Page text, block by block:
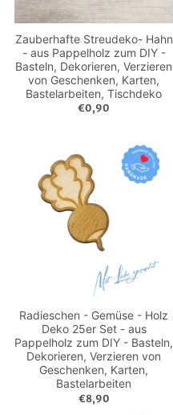
Zauberhafte Streudeko- Hahn
- aus Pappelholz zum DIY -
Basteln, Dekorieren, Verzieren
von Geschenken, Karten,
Bastelarbeiten, Tischdeko
€0,90
Radieschen - Gemüse - Holz
Deko 25er Set - aus
Pappelholz zum DIY - Basteln,
Dekorieren, Verzieren von
Geschenken, Karten,
Bastelarbeiten
€8,90